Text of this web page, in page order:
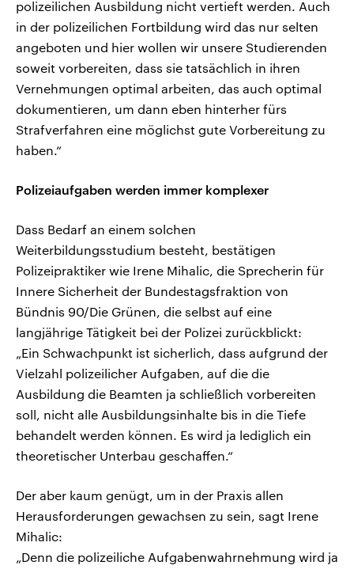
polizeilichen Ausbildung nicht vertieft werden. Auch
in der polizeilichen Fortbildung wird das nur selten
angeboten und hier wollen wir unsere Studierenden
soweit vorbereiten, dass sie tatsächlich in ihren
Vernehmungen optimal arbeiten, das auch optimal
dokumentieren, um dann eben hinterher fürs
Strafverfahren eine möglichst gute Vorbereitung zu
haben.“
Polizeiaufgaben werden immer komplexer
Dass Bedarf an einem solchen
Weiterbildungsstudium besteht, bestätigen
Polizeipraktiker wie Irene Mihalic, die Sprecherin für
Innere Sicherheit der Bundestagsfraktion von
Bündnis 90/Die Grünen, die selbst auf eine
langjährige Tätigkeit bei der Polizei zurückblickt:
„Ein Schwachpunkt ist sicherlich, dass aufgrund der
Vielzahl polizeilicher Aufgaben, auf die die
Ausbildung die Beamten ja schließlich vorbereiten
soll, nicht alle Ausbildungsinhalte bis in die Tiefe
behandelt werden können. Es wird ja lediglich ein
theoretischer Unterbau geschaffen.“
Der aber kaum genügt, um in der Praxis allen
Herausforderungen gewachsen zu sein, sagt Irene
Mihalic:
„Denn die polizeiliche Aufgabenwahrnehmung wird ja